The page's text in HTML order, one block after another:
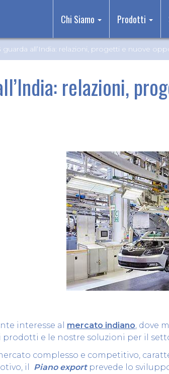
Chi Siamo Prodotti
guarda all’India: relazioni, progetti e nuove
relazioni,
interesse al mercato indiano, dove
e le nostre soluzioni per il
complesso e competitivo,
il Piano export prevede lo